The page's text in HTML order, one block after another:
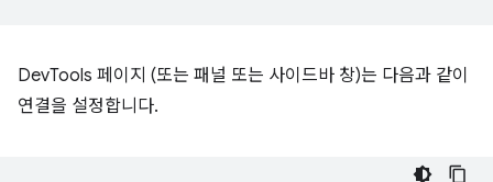
DevTools 페이지 (또는 패널 또는 사이드바 창)는 다음과 같이
연결을 설정합니다.